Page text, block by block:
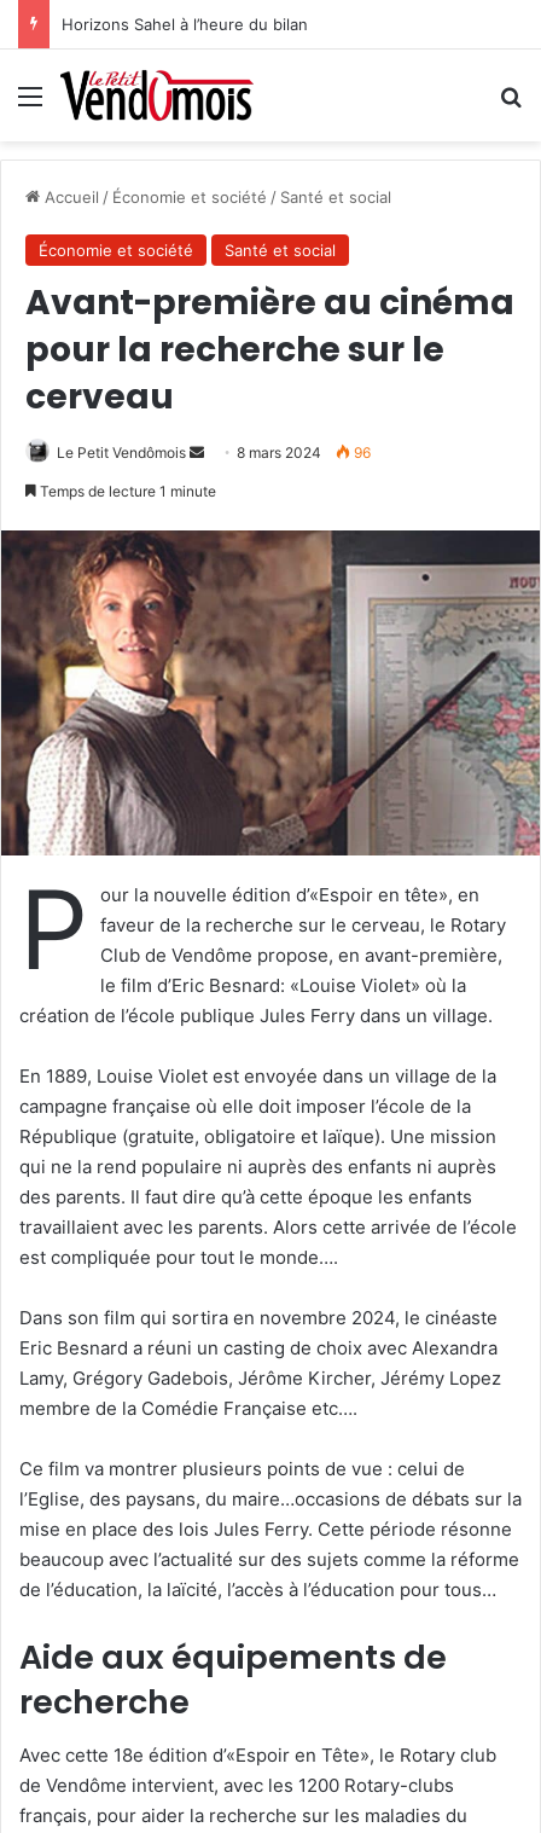
Horizons Sahel à l’heure du bilan
Menu
Accueil / Économie et société / Santé et social
Économie et société Santé et social
Avant-première au cinéma
pour la recherche sur le
cerveau
Le Petit Vendômois
y
n
c
o
i
e
l
8 mars 2024 96
Temps de lecture 1 minute
P
our la nouvelle édition d’«Espoir en tête», en
faveur de la recherche sur le cerveau, le Rotary
Club de Vendôme propose, en avant-première,
le film d’Eric Besnard: «Louise Violet» où la
création de l’école publique Jules Ferry dans un village.
En 1889, Louise Violet est envoyée dans un village de la
campagne française où elle doit imposer l’école de la
République (gratuite, obligatoire et laïque). Une mission
qui ne la rend populaire ni auprès des enfants ni auprès
des parents. Il faut dire qu’à cette époque les enfants
travaillaient avec les parents. Alors cette arrivée de l’école
est compliquée pour tout le monde….
Dans son film qui sortira en novembre 2024, le cinéaste
Eric Besnard a réuni un casting de choix avec Alexandra
Lamy, Grégory Gadebois, Jérôme Kircher, Jérémy Lopez
membre de la Comédie Française etc….
Ce film va montrer plusieurs points de vue : celui de
l’Eglise, des paysans, du maire…occasions de débats sur la
mise en place des lois Jules Ferry. Cette période résonne
beaucoup avec l’actualité sur des sujets comme la réforme
de l’éducation, la laïcité, l’accès à l’éducation pour tous…
Aide aux équipements de
recherche
Avec cette 18e édition d’«Espoir en Tête», le Rotary club
de Vendôme intervient, avec les 1200 Rotary-clubs
français, pour aider la recherche sur les maladies du